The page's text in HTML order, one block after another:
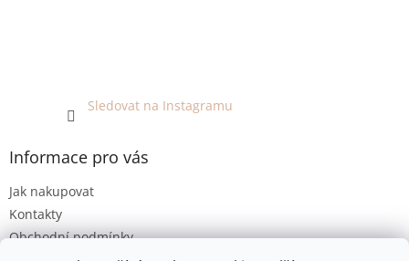
Sledovat na Instagramu
Informace pro vás
Jak nakupovat
Kontakty
Obchodní podmínky